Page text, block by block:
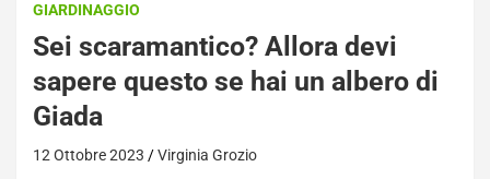
GIARDINAGGIO
Sei scaramantico? Allora devi
sapere questo se hai un albero di
Giada
12 Ottobre 2023 Virginia Grozio